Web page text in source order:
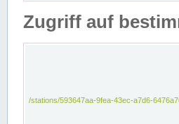
Zugriff auf
/stations/593647aa-9fea-43ec-a7d6-